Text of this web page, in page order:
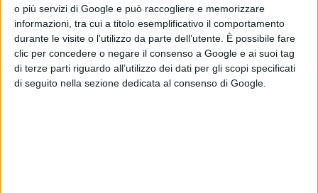
o più servizi di Google e può raccogliere e memorizzare
informazioni, tra cui a titolo esemplificativo il comportamento
durante le visite o l’utilizzo da parte dell’utente. È possibile fare
clic per concedere o negare il consenso a Google e ai suoi tag
di terze parti riguardo all’utilizzo dei dati per gli scopi specificati
di seguito nella sezione dedicata al consenso di Google.
PubblicatoSettembre 27, 2022in